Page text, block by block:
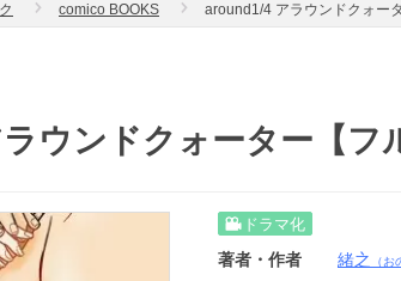
comico BOOKS around1/4 アラウンドクォー
ウンドクォーター【フ
ドラマ化
著者・作者 緒之 （お